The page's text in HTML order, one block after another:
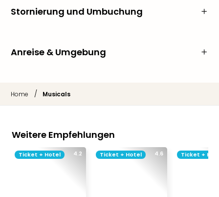
Stornierung und Umbuchung
Anreise & Umgebung
Home / Musicals
Weitere Empfehlungen
4.2
Ticket + Hotel 4.6
Ticket + Hotel Ticket +